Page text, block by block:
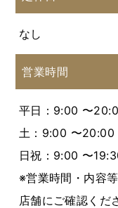
なし
営業時間
平日：9:00 〜
土：9:00 〜20:00
日祝：9:00 〜
※営業時間・内容
店舗にご確認くだ